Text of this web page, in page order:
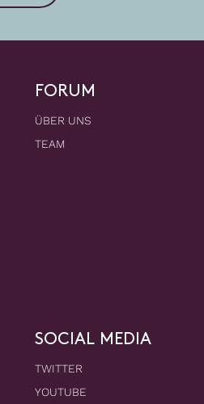
FORUM
ÜBER UNS
TEAM
SOCIAL MEDIA
TWITTER
YOUTUBE